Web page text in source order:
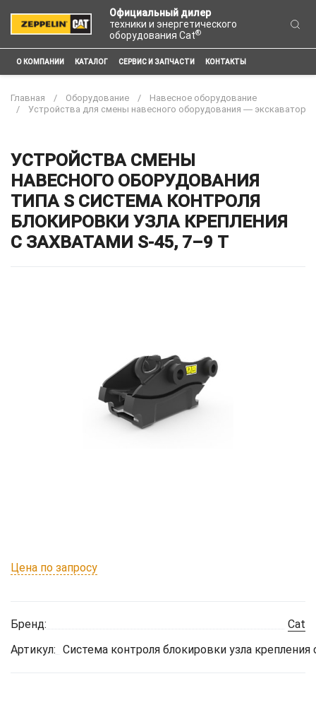
Официальный дилер
техники и энергетического
оборудования Cat®
О КОМПАНИИ КАТАЛОГ СЕРВИС И ЗАПЧАСТИ КОНТАКТЫ
Главная Оборудование
Навесное оборудование
Устройства для смены навесного оборудования ― экскаватор
УСТРОЙСТВА СМЕНЫ
НАВЕСНОГО ОБОРУДОВАНИЯ
ТИПА S СИСТЕМА КОНТРОЛЯ
БЛОКИРОВКИ УЗЛА КРЕПЛЕНИЯ
С ЗАХВАТАМИ S-45, 7–9 Т
Цена по запросу
Бренд:
Cat
Артикул: Система контроля блокировки узла крепления